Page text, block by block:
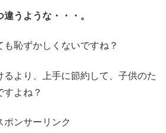
うような・・・。
恥ずかしくないですね？
るより、上手に節約して、子供のた
すよね？
ポンサーリンク